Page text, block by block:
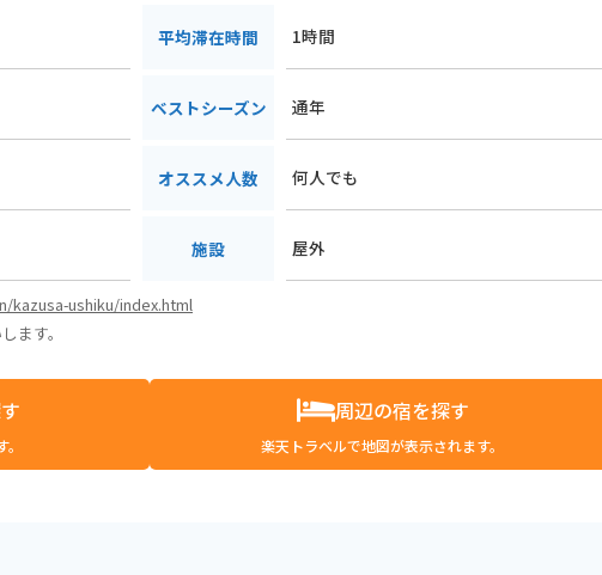
平均滞在時間 1時間
ベストシーズン 通年
オススメ人数 何人でも
施設 屋外
ushiku/index.html
ます。
周辺の宿を探す
楽天トラベルで地図が表示されます。